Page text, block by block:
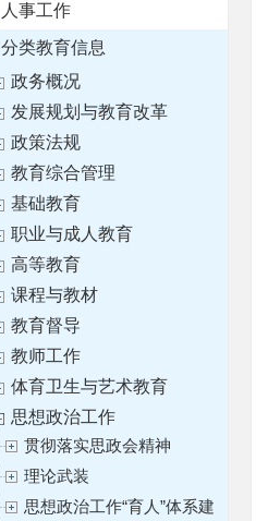
人事工作
分类教育信息
政务概况
发展规划与教育改革
政策法规
教育综合管理
基础教育
职业与成人教育
高等教育
课程与教材
教育督导
教师工作
体育卫生与艺术教育
思想政治工作
贯彻落实思政会精神
理论武装
思想政治工作“育人”体系建